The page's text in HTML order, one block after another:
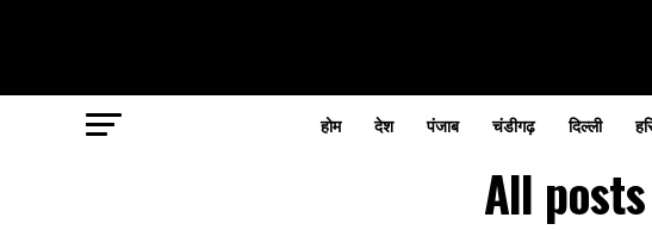
होम देश पंजाब चंडीगढ़ दिल्ली
All